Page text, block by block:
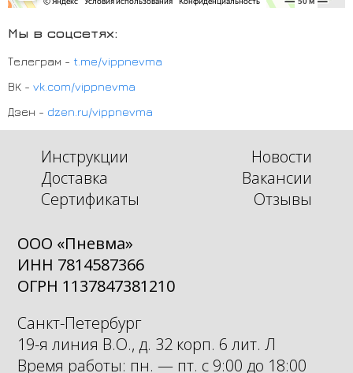
Мы в соцсетях:
Телеграм - t.me/vippnevma
ВК - vk.com/vippnevma
Дзен - dzen.ru/vippnevma
Новости
Инструкции
Вакансии
Доставка
Отзывы
Сертификаты
ООО «Пневма»
ИНН 7814587366
ОГРН 1137847381210
Санкт-Петербург
19-я линия В.О., д. 32 корп. 6 лит. Л
Время работы: пн. — пт. с 9:00 до 18:00